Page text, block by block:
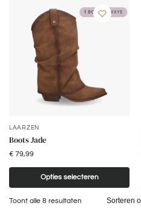
LAARZEN
Boots Jade
€ 79,99
Opties selecteren
Toont alle 8 resultaten